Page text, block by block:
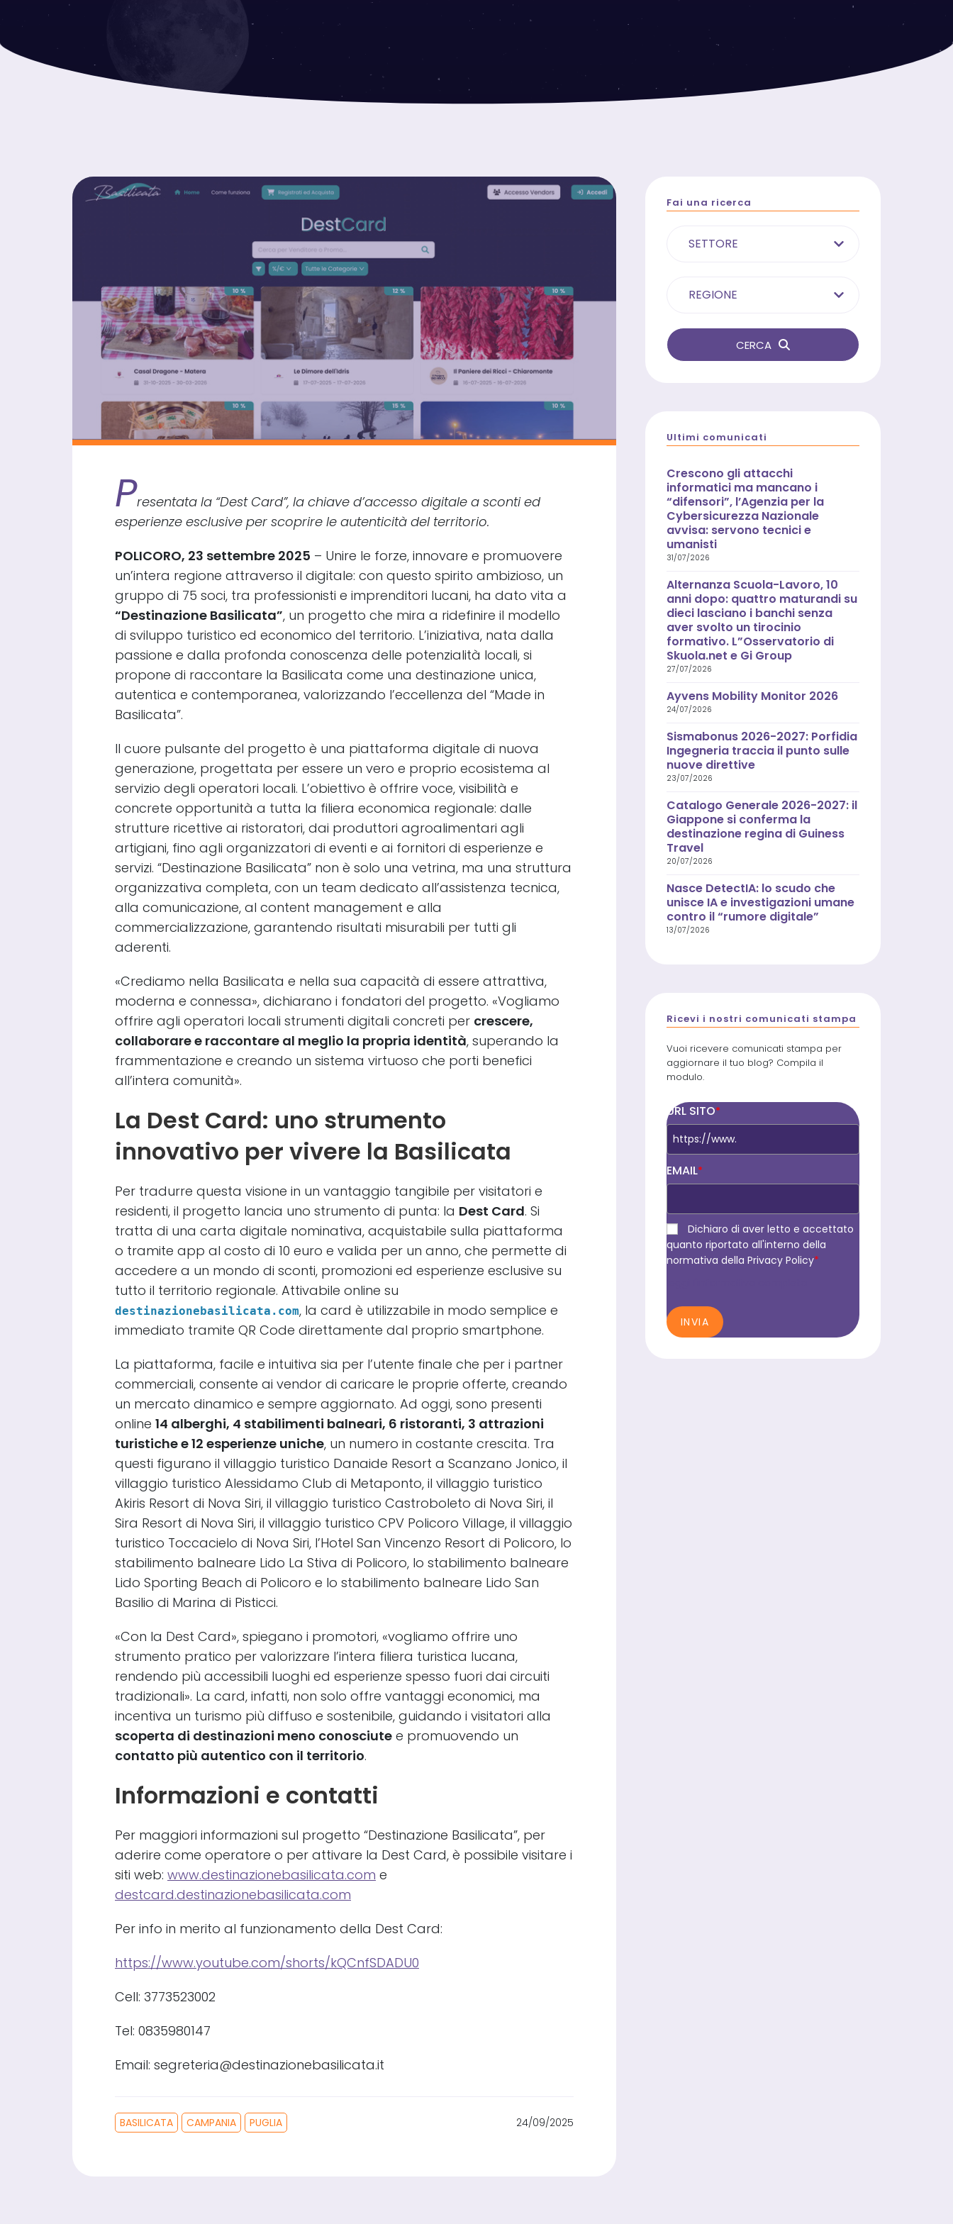
Presentata la “Dest Card”, la chiave d’accesso digitale a sconti ed
esperienze esclusive per scoprire le autenticità del territorio.
POLICORO, 23 settembre 2025 – Unire le forze, innovare e promuovere
un’intera regione attraverso il digitale: con questo spirito ambizioso, un
gruppo di 75 soci, tra professionisti e imprenditori lucani, ha dato vita a
“Destinazione Basilicata”, un progetto che mira a ridefinire il modello
di sviluppo turistico ed economico del territorio. L’iniziativa, nata dalla
passione e dalla profonda conoscenza delle potenzialità locali, si
propone di raccontare la Basilicata come una destinazione unica,
autentica e contemporanea, valorizzando l’eccellenza del “Made in
Basilicata”.
Il cuore pulsante del progetto è una piattaforma digitale di nuova
generazione, progettata per essere un vero e proprio ecosistema al
servizio degli operatori locali. L’obiettivo è offrire voce, visibilità e
concrete opportunità a tutta la filiera economica regionale: dalle
strutture ricettive ai ristoratori, dai produttori agroalimentari agli
artigiani, fino agli organizzatori di eventi e ai fornitori di esperienze e
servizi. “Destinazione Basilicata” non è solo una vetrina, ma una struttura
organizzativa completa, con un team dedicato all’assistenza tecnica,
alla comunicazione, al content management e alla
commercializzazione, garantendo risultati misurabili per tutti gli
aderenti.
«Crediamo nella Basilicata e nella sua capacità di essere attrattiva,
moderna e connessa», dichiarano i fondatori del progetto. «Vogliamo
offrire agli operatori locali strumenti digitali concreti per crescere,
collaborare e raccontare al meglio la propria identità, superando la
frammentazione e creando un sistema virtuoso che porti benefici
all’intera comunità».
La Dest Card: uno strumento
innovativo per vivere la Basilicata
Per tradurre questa visione in un vantaggio tangibile per visitatori e
residenti, il progetto lancia uno strumento di punta: la Dest Card. Si
tratta di una carta digitale nominativa, acquistabile sulla piattaforma
o tramite app al costo di 10 euro e valida per un anno, che permette di
accedere a un mondo di sconti, promozioni ed esperienze esclusive su
tutto il territorio regionale. Attivabile online su
destinazionebasilicata.com, la card è utilizzabile in modo semplice e
immediato tramite QR Code direttamente dal proprio smartphone.
La piattaforma, facile e intuitiva sia per l’utente finale che per i partner
commerciali, consente ai vendor di caricare le proprie offerte, creando
un mercato dinamico e sempre aggiornato. Ad oggi, sono presenti
online 14 alberghi, 4 stabilimenti balneari, 6 ristoranti, 3 attrazioni
turistiche e 12 esperienze uniche, un numero in costante crescita. Tra
questi figurano il villaggio turistico Danaide Resort a Scanzano Jonico, il
villaggio turistico Alessidamo Club di Metaponto, il villaggio turistico
Akiris Resort di Nova Siri, il villaggio turistico Castroboleto di Nova Siri, il
Sira Resort di Nova Siri, il villaggio turistico CPV Policoro Village, il villaggio
turistico Toccacielo di Nova Siri, l’Hotel San Vincenzo Resort di Policoro, lo
stabilimento balneare Lido La Stiva di Policoro, lo stabilimento balneare
Lido Sporting Beach di Policoro e lo stabilimento balneare Lido San
Basilio di Marina di Pisticci.
«Con la Dest Card», spiegano i promotori, «vogliamo offrire uno
strumento pratico per valorizzare l’intera filiera turistica lucana,
rendendo più accessibili luoghi ed esperienze spesso fuori dai circuiti
tradizionali». La card, infatti, non solo offre vantaggi economici, ma
incentiva un turismo più diffuso e sostenibile, guidando i visitatori alla
scoperta di destinazioni meno conosciute e promuovendo un
contatto più autentico con il territorio.
Informazioni e contatti
Per maggiori informazioni sul progetto “Destinazione Basilicata”, per
aderire come operatore o per attivare la Dest Card, è possibile visitare i
siti web: www.destinazionebasilicata.com e
destcard.destinazionebasilicata.com
Per info in merito al funzionamento della Dest Card:
https://www.youtube.com/shorts/kQCnfSDADU0
Cell: 3773523002
Tel: 0835980147
Email: segreteria@destinazionebasilicata.it
BASILICATA CAMPANIA PUGLIA 24/09/2025
Fai una ricerca
SETTORE
REGIONE
CERCA
Ultimi comunicati
Crescono gli attacchi
informatici ma mancano i
“difensori”, l’Agenzia per la
Cybersicurezza Nazionale
avvisa: servono tecnici e
umanisti
31/07/2026
Alternanza Scuola-Lavoro, 10
anni dopo: quattro maturandi su
dieci lasciano i banchi senza
aver svolto un tirocinio
formativo. L”Osservatorio di
Skuola.net e Gi Group
27/07/2026
Ayvens Mobility Monitor 2026
24/07/2026
Sismabonus 2026-2027: Porfidia
Ingegneria traccia il punto sulle
nuove direttive
23/07/2026
Catalogo Generale 2026-2027: il
Giappone si conferma la
destinazione regina di Guiness
Travel
20/07/2026
Nasce DetectIA: lo scudo che
unisce IA e investigazioni umane
contro il “rumore digitale”
13/07/2026
Ricevi i nostri comunicati stampa
Vuoi ricevere comunicati stampa per
aggiornare il tuo blog? Compila il
modulo.
URL SITO*
EMAIL*
Dichiaro di aver letto e accettato
quanto riportato all'interno della
normativa della Privacy Policy*
INVIA